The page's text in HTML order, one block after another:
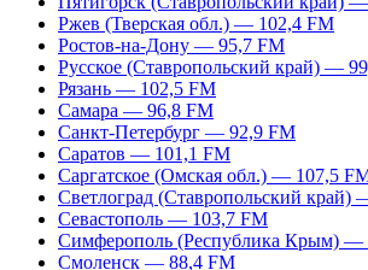
Ржев (Тверская обл.) — 102,4 FM
Ростов-на-Дону — 95,7 FM
Русское (Ставропольский край) —
Рязань — 102,5 FM
Самара — 96,8 FM
Санкт-Петербург — 92,9 FM
Саратов — 101,1 FM
Саргатское (Омская обл.) — 107,5
Светлоград (Ставропольский край)
Севастополь — 103,7 FM
Симферополь (Республика Крым) —
Смоленск — 88,4 FM